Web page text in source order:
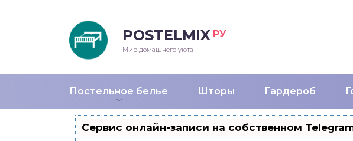
POSTELMIX РУ
Мир домашнего уюта
Постельное белье Шторы Гардероб
Сервис онлайн-записи на собственном